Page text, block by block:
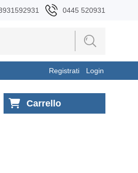
0445 520931
Registrati Login
Carrello